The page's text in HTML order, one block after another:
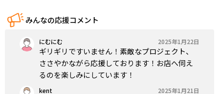
みんなの応援コメント
にむにむ 2025年1月22日
ギリギリですいません！素敵なプロジェクト、
ささやかながら応援しております！お店へ伺え
るのを楽しみにしています！
kent 2025年1月21日